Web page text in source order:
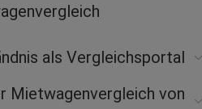
als Vergleichsportal
Mietwagenvergleich von